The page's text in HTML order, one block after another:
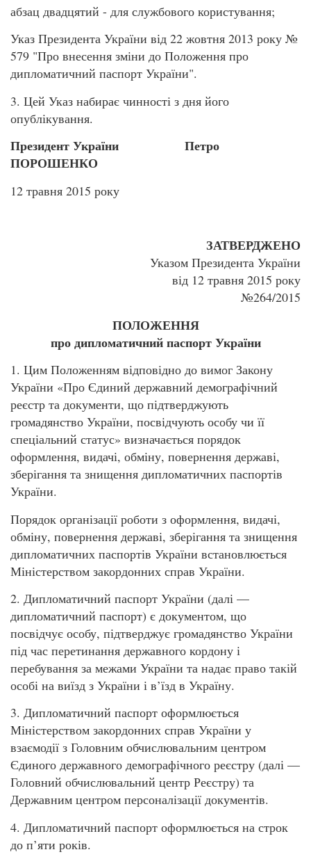
абзац двадцятий - для службового користування;
Указ Президента України від 22 жовтня 2013 року №
579 "Про внесення зміни до Положення про
дипломатичний паспорт України".
3. Цей Указ набирає чинності з дня його
опублікування.
Президент України Петро
ПОРОШЕНКО
12 травня 2015 року
ЗАТВЕРДЖЕНО
Указом Президента України
від 12 травня 2015 року
№264/2015
ПОЛОЖЕННЯ
про дипломатичний паспорт України
1. Цим Положенням відповідно до вимог Закону
України «Про Єдиний державний демографічний
реєстр та документи, що підтверджують
громадянство України, посвідчують особу чи її
спеціальний статус» визначається порядок
оформлення, видачі, обміну, повернення державі,
зберігання та знищення дипломатичних паспортів
України.
Порядок організації роботи з оформлення, видачі,
обміну, повернення державі, зберігання та знищення
дипломатичних паспортів України встановлюється
Міністерством закордонних справ України.
2. Дипломатичний паспорт України (далі —
дипломатичний паспорт) є документом, що
посвідчує особу, підтверджує громадянство України
під час перетинання державного кордону і
перебування за межами України та надає право такій
особі на виїзд з України і в’їзд в Україну.
3. Дипломатичний паспорт оформлюється
Міністерством закордонних справ України у
взаємодії з Головним обчислювальним центром
Єдиного державного демографічного реєстру (далі —
Головний обчислювальний центр Реєстру) та
Державним центром персоналізації документів.
4. Дипломатичний паспорт оформлюється на строк
до п’яти років.